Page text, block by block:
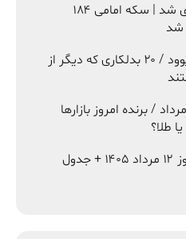
بازار طلا دوباره صعودی شد | سکه امامی ۱۸۴
از ارشا اقدسی تا هالیوود / ۲۰ بدلکاری که دیگر از
نبض بازارها امروز ۱۲ مرداد / برنده امروز بازارها
طلا؟
قیمت طلا و سکه امروز ۱۲ مرداد ۱۴۰۵ + جدول